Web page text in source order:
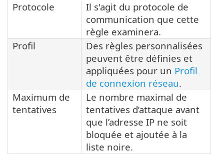
Protocole
Il s'agit du protocole de
communication que cette
règle examinera.
Profil
Des règles personnalisées
peuvent être définies et
appliquées pour un Profil
de connexion réseau.
Maximum de
tentatives
Le nombre maximal de
tentatives d’attaque avant
que l’adresse IP ne soit
bloquée et ajoutée à la
liste noire.